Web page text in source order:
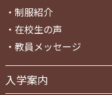
・ 制服紹介
・ 在校生の声
・ 教員メッセージ
入学案内